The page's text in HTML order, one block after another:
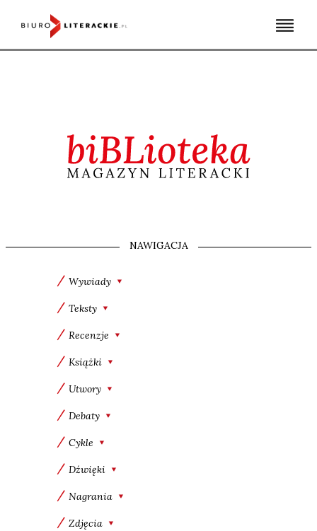
NAWIGACJA
Wywiady
Teksty
Recenzje
Książki
Utwory
Debaty
Cykle
Dźwięki
Nagrania
Zdjęcia